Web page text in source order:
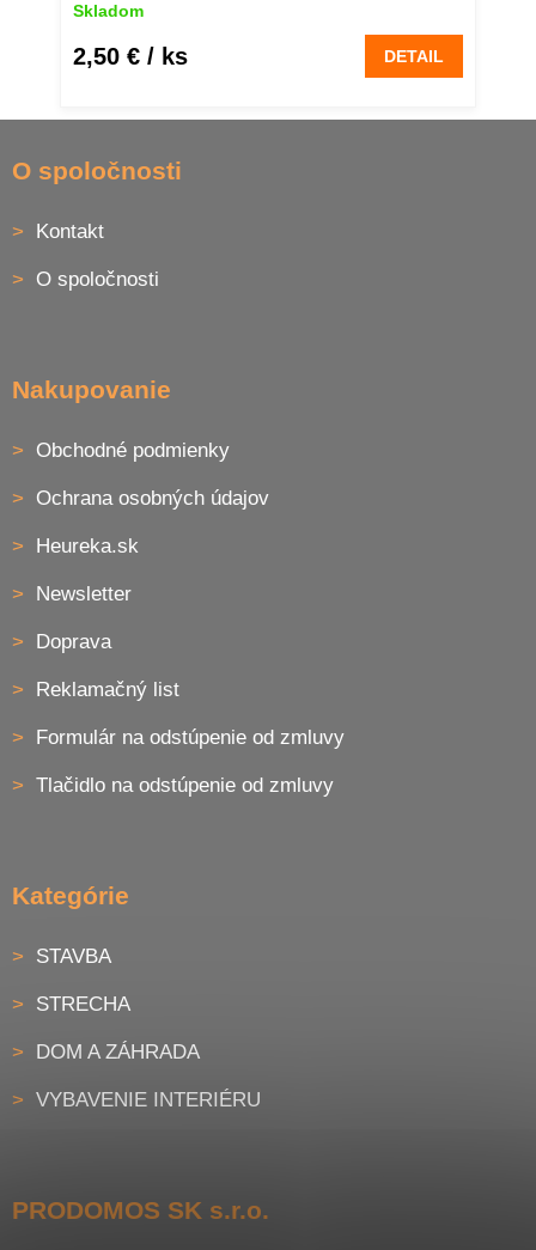
Skladom
2,50 € / ks DETAIL
O spoločnosti
Kontakt
O spoločnosti
Nakupovanie
Obchodné podmienky
Ochrana osobných údajov
Heureka.sk
Newsletter
Doprava
Reklamačný list
Formulár na odstúpenie od zmluvy
Tlačidlo na odstúpenie od zmluvy
Kategórie
STAVBA
STRECHA
DOM A ZÁHRADA
VYBAVENIE INTERIÉRU
PRODOMOS SK s.r.o.